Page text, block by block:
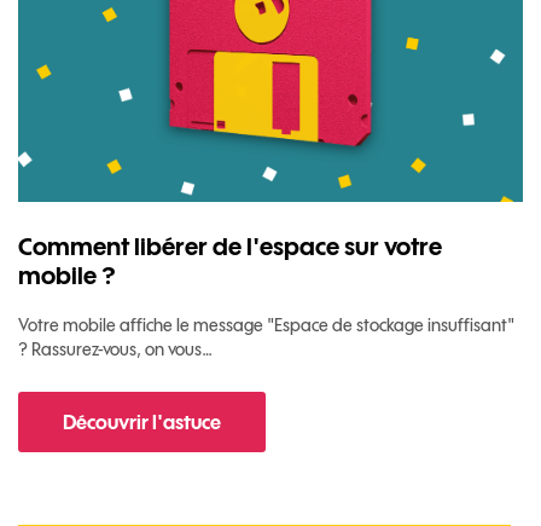
Comment libérer de l'espace sur votre
mobile ?
Votre mobile affiche le message "Espace de stockage insuffisant"
? Rassurez-vous, on vous…
Découvrir l'astucepour Comment libérer de l'espace sur votre